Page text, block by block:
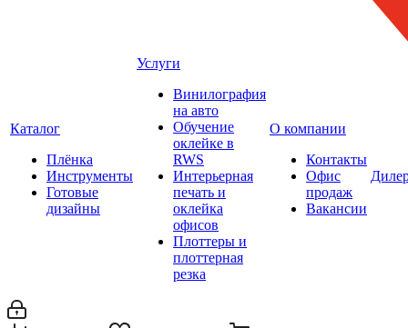
Каталог
Плёнка
Инструменты
Готовые
дизайны
Услуги
Винилография
на авто
Обучение
оклейке в
RWS
Интерьерная
печать и
оклейка
офисов
Плоттеры и
плоттерная
резка
О компании
Контакты
Офис
продаж
Вакансии